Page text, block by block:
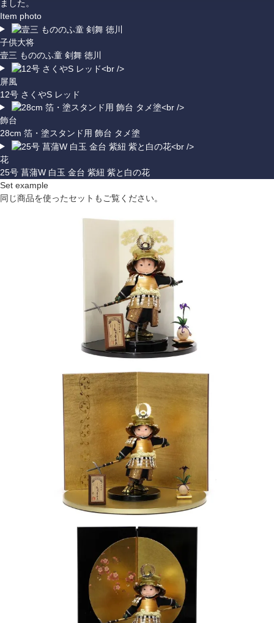
ました。
Item photo
子供大将
壹三 もののふ童 剣舞 徳川
屏風
12号 さくやS レッド
飾台
28cm 箔・塗スタンド用 飾台 タメ塗
花
25号 菖蒲W 白玉 金台 紫紐 紫と白の花
Set example
同じ商品を使ったセットもご覧ください。